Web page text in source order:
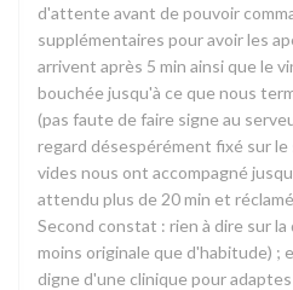
d'attente avant de pouvoir
supplémentaires pour avoir les
arrivent après 5 min ainsi que le
bouchée jusqu'à ce que nous
(pas faute de faire signe au
regard désespérément fixé sur le
vides nous ont accompagné
attendu plus de 20 min et
Second constat : rien à dire sur
moins originale que d'habitude) ;
digne d'une clinique pour